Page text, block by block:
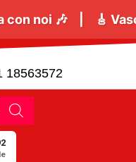
al palco! Viaggia
18563572